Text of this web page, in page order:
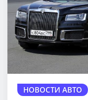
НОВОСТИ АВТО